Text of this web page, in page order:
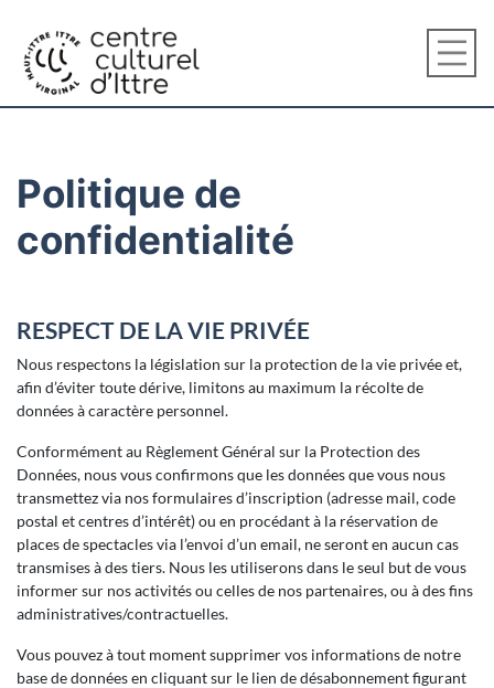
Politique de
confidentialité
RESPECT DE LA VIE PRIVÉE
Nous respectons la législation sur la protection de la vie privée et,
afin d’éviter toute dérive, limitons au maximum la récolte de
données à caractère personnel.
Conformément au Règlement Général sur la Protection des
Données, nous vous confirmons que les données que vous nous
transmettez via nos formulaires d’inscription (adresse mail, code
postal et centres d’intérêt) ou en procédant à la réservation de
places de spectacles via l’envoi d’un email, ne seront en aucun cas
transmises à des tiers. Nous les utiliserons dans le seul but de vous
informer sur nos activités ou celles de nos partenaires, ou à des fins
administratives/contractuelles.
Vous pouvez à tout moment supprimer vos informations de notre
base de données en cliquant sur le lien de désabonnement figurant